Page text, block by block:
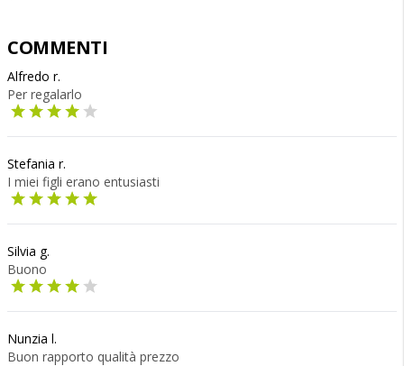
COMMENTI
Alfredo r.
Per regalarlo
Stefania r.
I miei figli erano entusiasti
Silvia g.
Buono
Nunzia l.
Buon rapporto qualità prezzo